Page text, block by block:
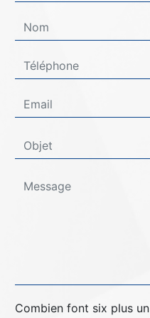
Combien font six plus un